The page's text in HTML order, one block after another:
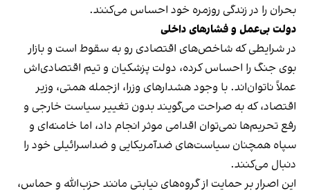
بحران را در زندگی روزمره خود احساس می‌کنند.
دولت بی‌عمل و فشارهای داخلی
در شرایطی که شاخص‌های اقتصادی رو به سقوط است و بازار
بوی جنگ را احساس کرده، دولت پزشکیان و تیم اقتصادی‌اش
عملاً ناتوان‌اند. با وجود هشدارهای وزرا، ازجمله همتی، وزیر
اقتصاد، که به صراحت می‌گویند بدون تغییر سیاست خارجی و
رفع تحریم‌ها نمی‌توان اقدامی موثر انجام داد، اما خامنه‌ای و
سپاه همچنان سیاست‌های ضدآمریکایی و ضداسرائیلی خود را
دنبال می‌کنند.
این اصرار بر حمایت از گروه‌های نیابتی مانند حزب‌الله و حماس،